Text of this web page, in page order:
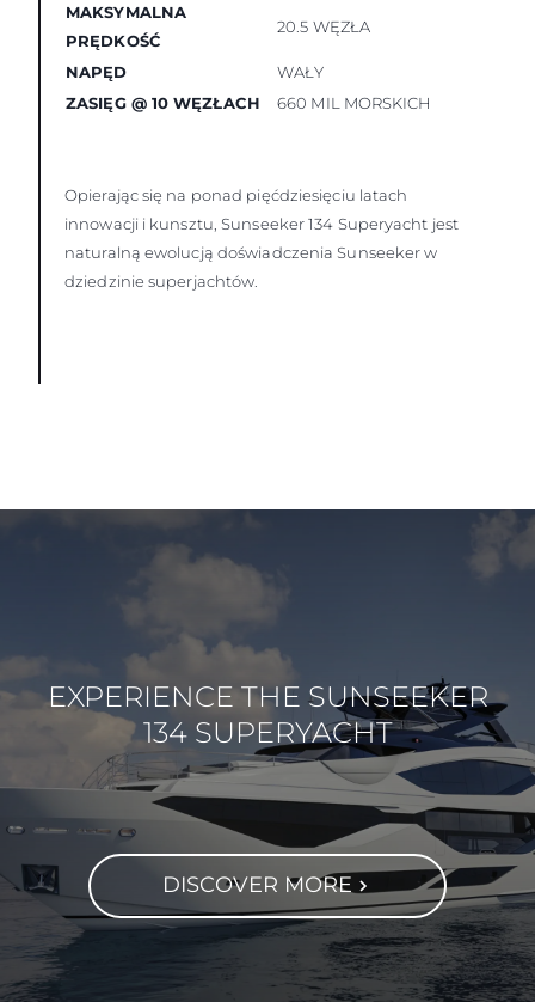
MAKSYMALNA
PRĘDKOŚĆ
20.5 WĘZŁA
NAPĘD
WAŁY
ZASIĘG @ 10 WĘZŁACH
660 MIL MORSKICH
Opierając się na ponad pięćdziesięciu latach
innowacji i kunsztu, Sunseeker 134 Superyacht jest
naturalną ewolucją doświadczenia Sunseeker w
dziedzinie superjachtów.
EXPERIENCE THE SUNSEEKER
134 SUPERYACHT
DISCOVER MORE